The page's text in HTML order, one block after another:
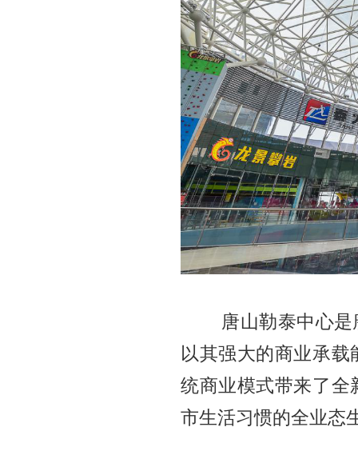
唐山勒泰中心是唐
以其强大的商业承
统商业模式带来了全
市生活习惯的全业态